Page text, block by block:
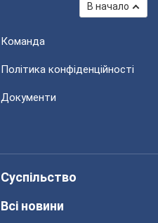
В начало
Команда
Політика конфіденційності
Документи
Суспільство
Всі новини